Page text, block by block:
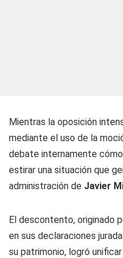
Mientras la oposición
mediante el uso de la
debate internamente
estirar una situación que
administración de Javier
El descontento, originado
en sus declaraciones
su patrimonio, logró